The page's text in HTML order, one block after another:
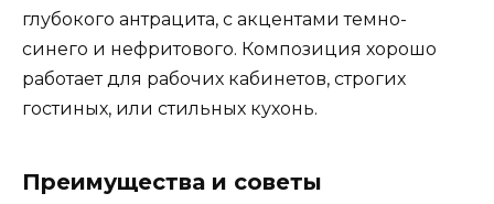
глубокого антрацита, с акцентами темно-
синего и нефритового. Композиция хорошо
работает для рабочих кабинетов, строгих
гостиных, или стильных кухонь.
Преимущества и советы